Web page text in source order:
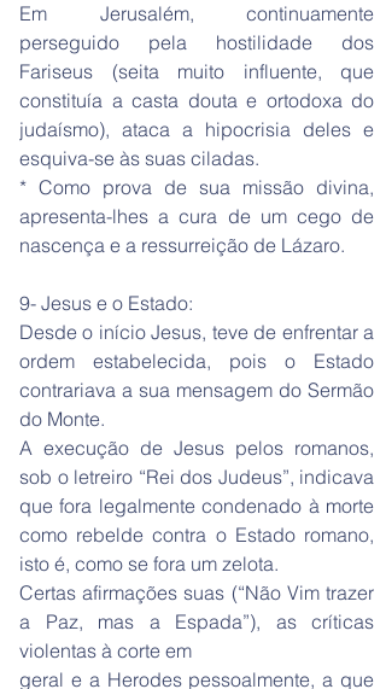
Em Jerusalém, continuamente
perseguido pela hostilidade dos
Fariseus (seita muito influente, que
constituía a casta douta e ortodoxa do
judaísmo), ataca a hipocrisia deles e
esquiva-se às suas ciladas.
* Como prova de sua missão divina,
apresenta-lhes a cura de um cego de
nascença e a ressurreição de Lázaro.
9- Jesus e o Estado:
Desde o início Jesus, teve de enfrentar a
ordem estabelecida, pois o Estado
contrariava a sua mensagem do Sermão
do Monte.
A execução de Jesus pelos romanos,
sob o letreiro “Rei dos Judeus”, indicava
que fora legalmente condenado à morte
como rebelde contra o Estado romano,
isto é, como se fora um zelota.
Certas afirmações suas (“Não Vim trazer
a Paz, mas a Espada”), as críticas
violentas à corte em
geral e a Herodes pessoalmente, a que